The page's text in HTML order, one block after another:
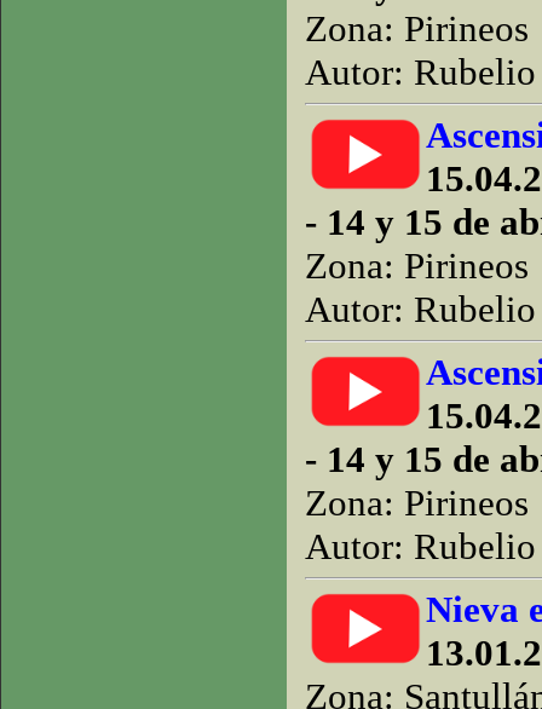
Zona: Pirineos
Autor:
- 14 y 15 de
Zona: Pirineos
Autor:
- 14 y 15 de
Zona: Pirineos
Autor:
Nieva
Zona: